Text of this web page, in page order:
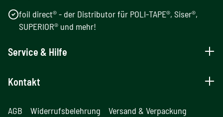
foil direct® - der Distributor für POLI-TAPE®, Siser®,
SUPERIOR® und mehr!
Service & Hilfe
Kontakt
AGB Widerrufsbelehrung
Versand & Verpackung